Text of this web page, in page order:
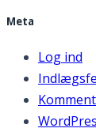
Meta
Log ind